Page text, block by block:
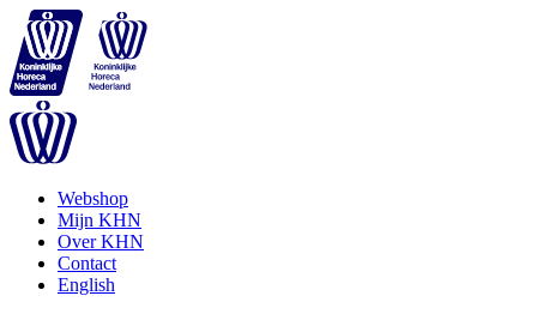
Webshop
Mijn KHN
Over KHN
Contact
English